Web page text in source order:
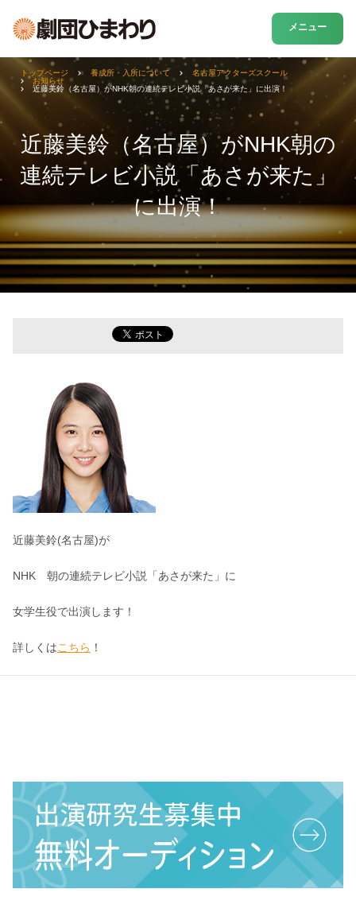
メニュー
近藤美鈴（名古屋）がNHK朝の
連続テレビ小説「あさが来た」
に出演！
トップページ 養成所・入所について
名古屋アクターズスクール
お知らせ
近藤美鈴（名古屋）がNHK朝の連続テレビ小説「あさが来た」に出演！
近藤美鈴(名古屋)が
NHK 朝の連続テレビ小説「あさが来た」に
女学生役で出演します！
詳しくはこちら ！